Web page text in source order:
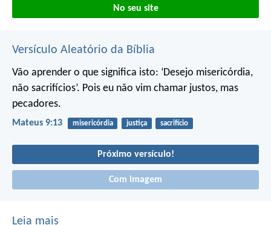
No seu site
Versículo Aleatório da Bíblia
Vão aprender o que significa isto: ‘Desejo misericórdia,
não sacrifícios’. Pois eu não vim chamar justos, mas
pecadores.
Mateus 9:13 misericórdia justiça sacrifício
Próximo versículo!
Com imagem
Leia mais